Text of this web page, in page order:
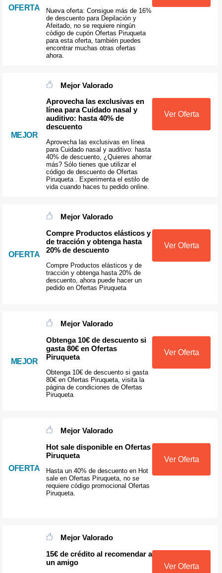
OFERTA
Nueva oferta: Consigue más de 16%
de descuento para Depilación y
Afeitado, no se requiere ningún
código de cupón Ofertas Piruqueta
para esta oferta, también puedes
encontrar muchas otras ofertas
ahora.
MEJOR
Mejor Valorado
Aprovecha las exclusivas en
línea para Cuidado nasal y
auditivo: hasta 40% de
descuento
Aprovecha las exclusivas en línea
para Cuidado nasal y auditivo: hasta
40% de descuento, ¿Quieres ahorrar
más? Sólo tienes que utilizar el
código de descuento de Ofertas
Piruqueta . Experimenta el estilo de
vida cuando haces tu pedido online.
Ver Oferta
OFERTA
Mejor Valorado
Compre Productos elásticos y
de tracción y obtenga hasta
20% de descuento
Compre Productos elásticos y de
tracción y obtenga hasta 20% de
descuento, ahora puede hacer un
pedido en Ofertas Piruqueta
Ver Oferta
MEJOR
Mejor Valorado
Obtenga 10€ de descuento si
gasta 80€ en Ofertas
Piruqueta
Obtenga 10€ de descuento si gasta
80€ en Ofertas Piruqueta, visita la
página de condiciones de Ofertas
Piruqueta
Ver Oferta
OFERTA
Mejor Valorado
Hot sale disponible en Ofertas
Piruqueta
Hasta un 40% de descuento en Hot
sale en Ofertas Piruqueta, no se
requiere código promocional Ofertas
Piruqueta.
Ver Oferta
Mejor Valorado
15€ de crédito al recomendar a
un amigo
Ver Oferta